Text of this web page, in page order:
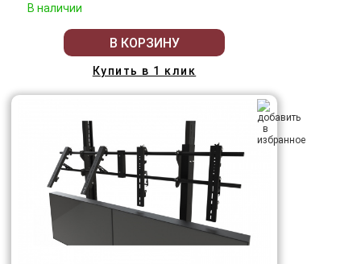
В наличии
В КОРЗИНУ
Купить в 1 клик